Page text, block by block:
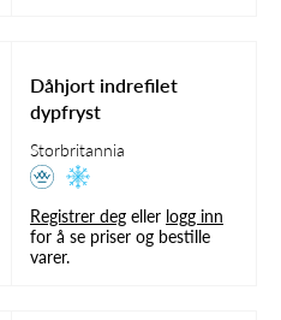
Dåhjort indrefilet
dypfryst
Storbritannia
Registrer deg eller logg inn
for å se priser og bestille
varer.